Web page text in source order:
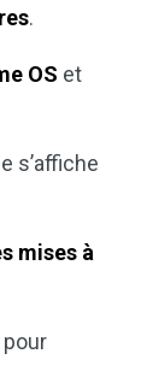
.
OS et
s’affiche
mises à
pour